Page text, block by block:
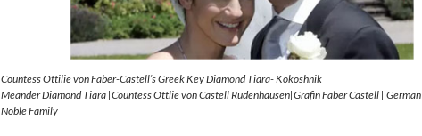
Countess Ottilie von Faber-Castell’s Greek Key Diamond Tiara- Kokoshnik
Meander Diamond Tiara |Countess Ottlie von Castell Rüdenhausen|Gräfin Faber Castell | German
Noble Family